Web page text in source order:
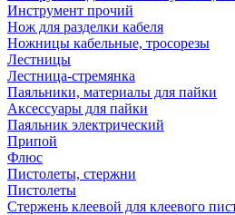
Инструмент прочий
Нож для разделки кабеля
Ножницы кабельные, тросорезы
Лестницы
Лестница-стремянка
Паяльники, материалы для пайки
Аксессуары для пайки
Паяльник электрический
Припой
Флюс
Пистолеты, стержни
Пистолеты
Стержень клеевой для клеевого